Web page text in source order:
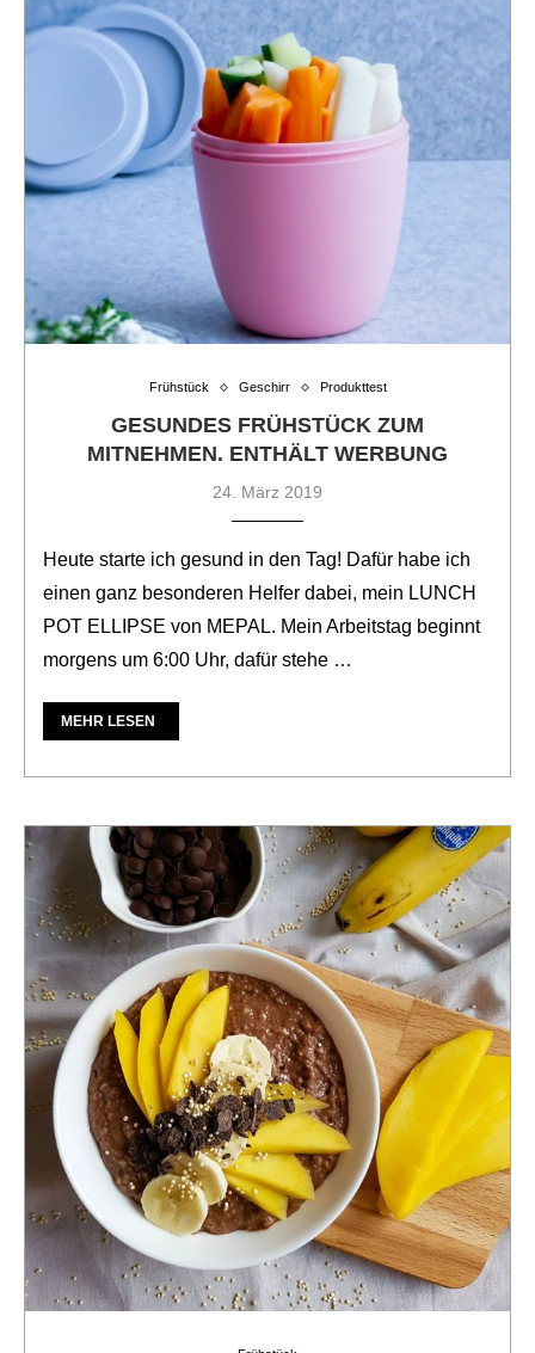
Frühstück Geschirr Produkttest
GESUNDES FRÜHSTÜCK ZUM
MITNEHMEN. ENTHÄLT WERBUNG
24. März 2019
Heute starte ich gesund in den Tag! Dafür habe ich
einen ganz besonderen Helfer dabei, mein LUNCH
POT ELLIPSE von MEPAL. Mein Arbeitstag beginnt
morgens um 6:00 Uhr, dafür stehe …
MEHR LESEN